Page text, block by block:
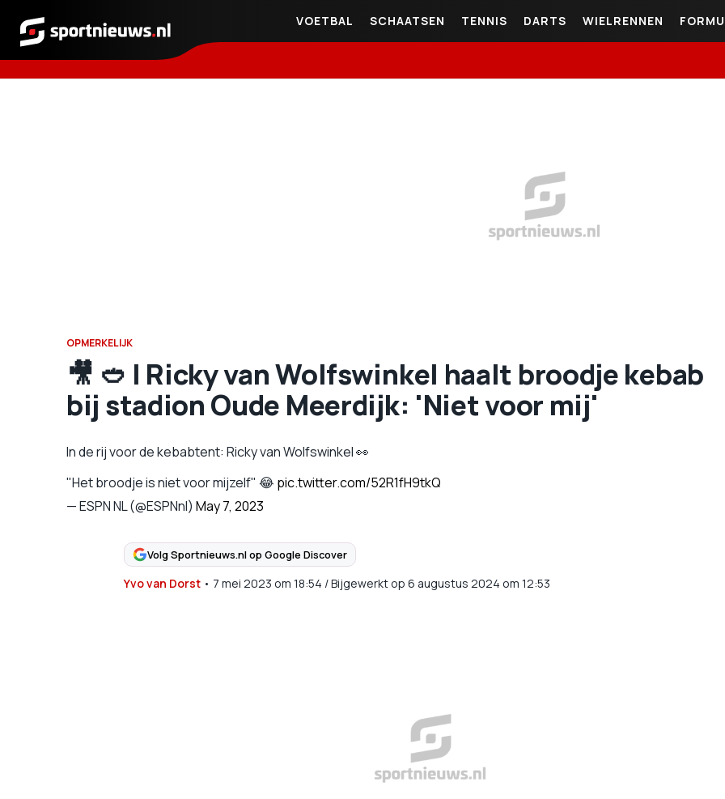
Sportnieuws.nl
VOETBAL SCHAATSEN TENNIS DARTS WIELRENNEN
OPMERKELIJK
🎥 🥙 | Ricky van Wolfswinkel haalt broodje kebab
bij stadion Oude Meerdijk: 'Niet voor mij'
In de rij voor de kebabtent: Ricky van Wolfswinkel 👀
"Het broodje is niet voor mijzelf" 😂 pic.twitter.com/52R1fH9tkQ
— ESPN NL (@ESPNnl) May 7, 2023
Volg Sportnieuws.nl op Google Discover
Yvo van Dorst• 7 mei 2023 om 18:54 /Bijgewerkt op 6 augustus 2024 om 12:53